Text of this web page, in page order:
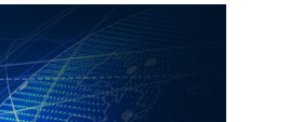
'40도 극한 폭염'
[컨콜] LG유플러
李대통령 "국민